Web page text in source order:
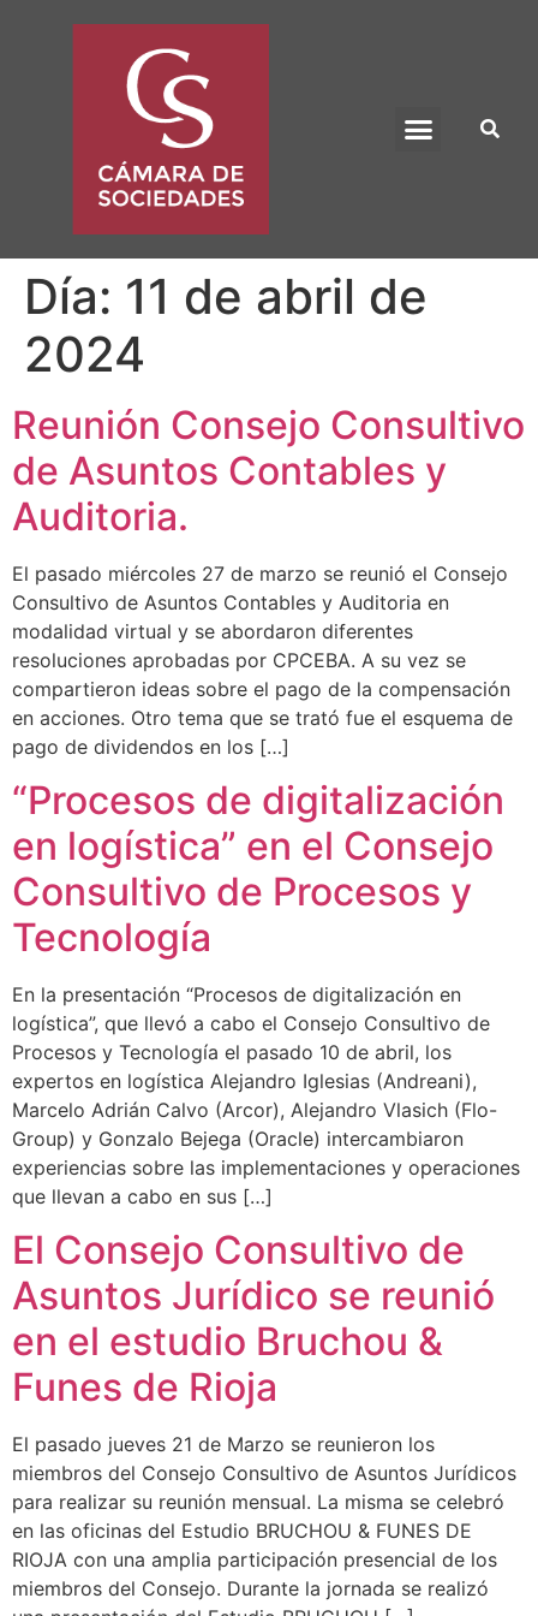
Día: 11 de abril de
2024
Reunión Consejo Consultivo
de Asuntos Contables y
Auditoria.
El pasado miércoles 27 de marzo se reunió el Consejo
Consultivo de Asuntos Contables y Auditoria en
modalidad virtual y se abordaron diferentes
resoluciones aprobadas por CPCEBA. A su vez se
compartieron ideas sobre el pago de la compensación
en acciones. Otro tema que se trató fue el esquema de
pago de dividendos en los […]
“Procesos de digitalización
en logística” en el Consejo
Consultivo de Procesos y
Tecnología
En la presentación “Procesos de digitalización en
logística”, que llevó a cabo el Consejo Consultivo de
Procesos y Tecnología el pasado 10 de abril, los
expertos en logística Alejandro Iglesias (Andreani),
Marcelo Adrián Calvo (Arcor), Alejandro Vlasich (Flo-
Group) y Gonzalo Bejega (Oracle) intercambiaron
experiencias sobre las implementaciones y operaciones
que llevan a cabo en sus […]
El Consejo Consultivo de
Asuntos Jurídico se reunió
en el estudio Bruchou &
Funes de Rioja
El pasado jueves 21 de Marzo se reunieron los
miembros del Consejo Consultivo de Asuntos Jurídicos
para realizar su reunión mensual. La misma se celebró
en las oficinas del Estudio BRUCHOU & FUNES DE
RIOJA con una amplia participación presencial de los
miembros del Consejo. Durante la jornada se realizó